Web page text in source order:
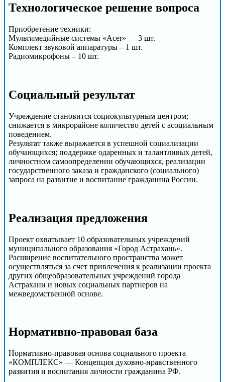
Технологическое решение вопроса
Приобретение техники:
Мультимедийные системы «Acer» — 3 шт.
Комплект звуковой аппаратуры – 1 шт.
Радиомикрофоны – 10 шт.
Cоциальный результат
Учреждение становится социокультурным центром;
снижается в микрорайоне количество детей с асоциальным
поведением.
Результат также выражается в успешной социализации
обучающихся; поддержке одаренных и талантливых детей,
личностном самоопределении обучающихся, реализации
государственного заказа и гражданского (социального)
запроса на развитие и воспитание гражданина России.
Реализация предложения
Проект охватывает 10 образовательных учреждений
муниципального образования «Город Астрахань».
Расширение воспитательного пространства может
осуществляться за счет привлечения к реализации проекта
других общеобразовательных учреждений города
Астрахани и новых социальных партнеров на
межведомственной основе.
Нормативно-правовая база
Нормативно-правовая основа социального проекта
«КОМПЛЕКС» — Концепция духовно-нравственного
развития и воспитания личности гражданина РФ.